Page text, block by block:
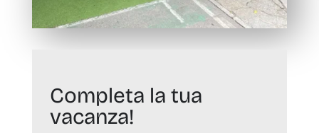
Completa la tua
vacanza!